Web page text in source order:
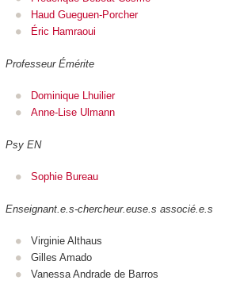
Haud Gueguen-Porcher
Éric Hamraoui
Professeur Émérite
Dominique Lhuilier
Anne-Lise Ulmann
Psy EN
Sophie Bureau
Enseignant.e.s-chercheur.euse.s associé.e.s
Virginie Althaus
Gilles Amado
Vanessa Andrade de Barros